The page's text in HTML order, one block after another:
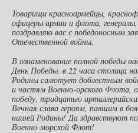
Товарищи красноармейцы,
офицеры армии и флота,
поздравляю вас с победоносным
Отечественной войны.
В ознаменование полной победы
День Победы, в 22 часа столица
Родины салютует доблестным
и частям Военно-орского
победу, тридцатью
Вечная слава героям, павшим в
нашей Родины! Да здравствуют
Военно-морской Флот!